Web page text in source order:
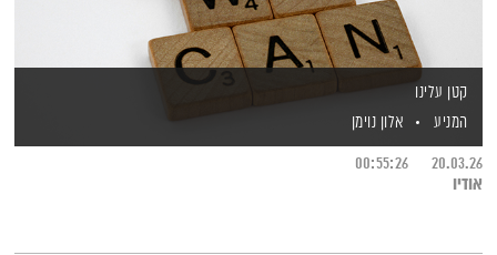
קטן עלינו
המניע
אלון נוימן
20.03.26
00:55:26
אודיו